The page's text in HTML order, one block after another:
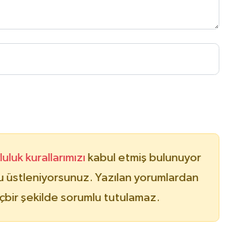
kurallarımızı kabul etmiş bulunuyor
üstleniyorsunuz. Yazılan yorumlardan
şekilde sorumlu tutulamaz.